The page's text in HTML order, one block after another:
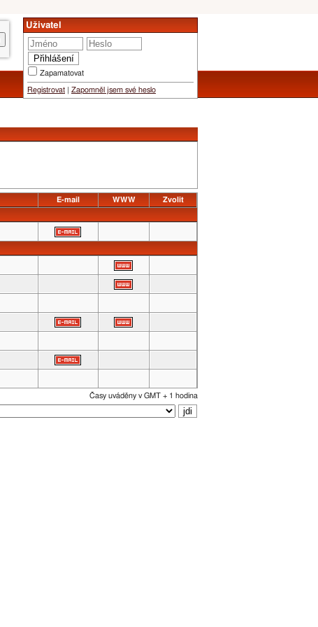
Uživatel
Zapamatovat
Registrovat Zapomněl jsem své heslo
E-mail WWW
Zvolit
Časy uváděny v GMT + 1 hodina